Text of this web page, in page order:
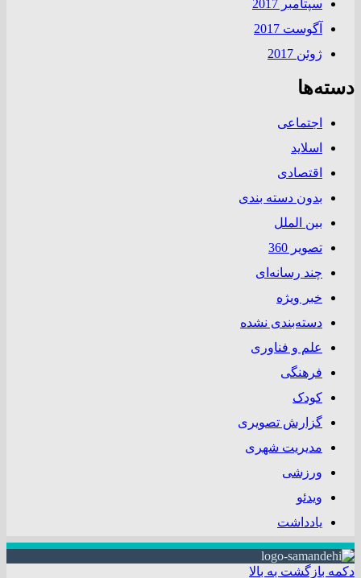
سپتامبر 2017
آگوست 2017
ژوئن 2017
دسته‌ها
اجتماعی
اسلاید
اقتصادی
بدون دسته بندی
بین الملل
تصویر 360
چند رسانه‌ای
خبر ویژه
دسته‌بندی نشده
علم و فناوری
فرهنگی
کودک
گزارش تصویری
مدیریت شهری
ورزشی
ویدئو
یادداشت
دکمه بازگشت به بالا